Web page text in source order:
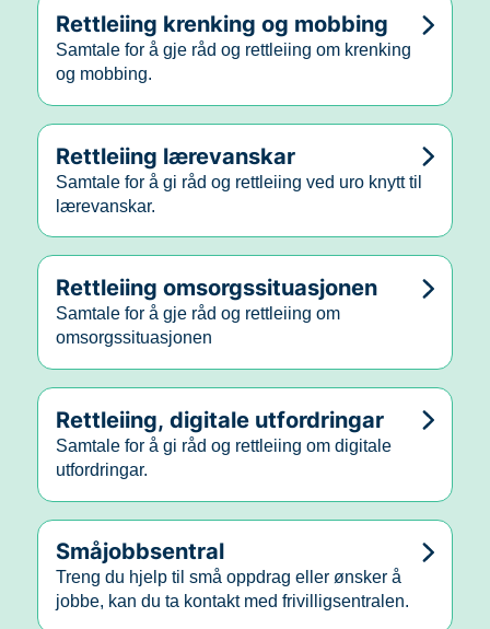
Rettleiing krenking og mobbing
Samtale for å gje råd og rettleiing om krenking
og mobbing.
Rettleiing lærevanskar
Samtale for å gi råd og rettleiing ved uro knytt til
lærevanskar.
Rettleiing omsorgssituasjonen
Samtale for å gje råd og rettleiing om
omsorgssituasjonen
Rettleiing, digitale utfordringar
Samtale for å gi råd og rettleiing om digitale
utfordringar.
Småjobbsentral
Treng du hjelp til små oppdrag eller ønsker å
jobbe, kan du ta kontakt med frivilligsentralen.